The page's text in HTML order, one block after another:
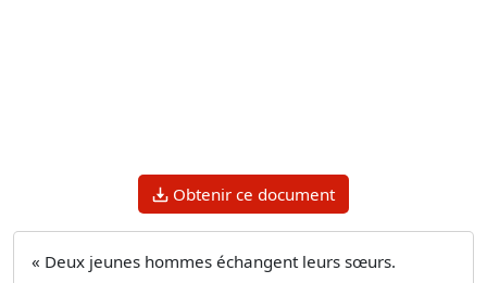
Obtenir ce document
« Deux jeunes hommes échangent leurs sœurs.